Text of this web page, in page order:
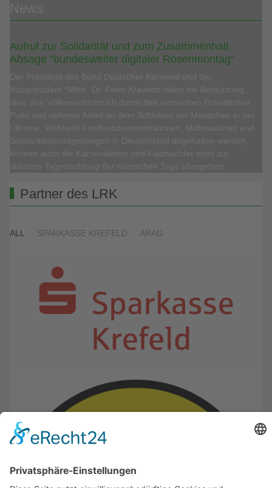
Aufruf zur Solidarität und zum Zusammenhalt
Absage “bundesweiter digitaler Rosenmontag“
Partner des LRK
ALL SPARKASSE KREFELD ARAG